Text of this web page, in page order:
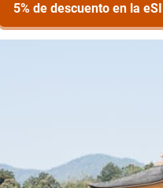
5% de descuento en la